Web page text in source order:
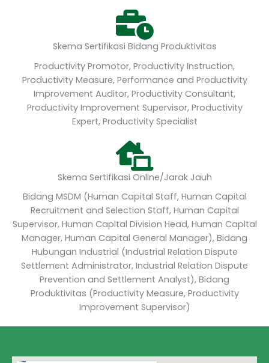
Skema Sertifikasi Bidang Produktivitas
Productivity Promotor, Productivity Instruction,
Productivity Measure, Performance and Productivity
Improvement Auditor, Productivity Consultant,
Productivity Improvement Supervisor, Productivity
Expert, Productivity Specialist
Skema Sertifikasi Online/Jarak Jauh
Bidang MSDM (Human Capital Staff, Human Capital
Recruitment and Selection Staff, Human Capital
Supervisor, Human Capital Division Head, Human Capital
Manager, Human Capital General Manager), Bidang
Hubungan Industrial (Industrial Relation Dispute
Settlement Administrator, Industrial Relation Dispute
Prevention and Settlement Analyst), Bidang
Produktivitas (Productivity Measure, Productivity
Improvement Supervisor)